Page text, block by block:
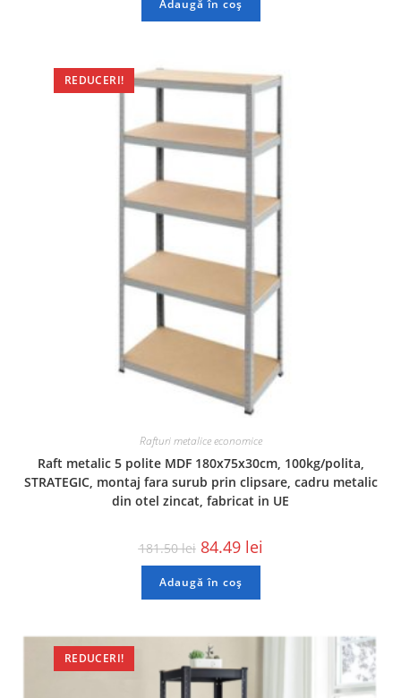
Adaugă în coș
REDUCERI!
Rafturi metalice economice
Raft metalic 5 polite MDF 180x75x30cm, 100kg/polita,
STRATEGIC, montaj fara surub prin clipsare, cadru metalic
din otel zincat, fabricat in UE
181.50lei 84.49 lei
Adaugă în coș
REDUCERI!